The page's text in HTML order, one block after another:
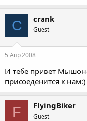
C crank
Guest
5 Апр 2008
И тебе привет
присоеденится к нам:)
F FlyingBiker
Guest